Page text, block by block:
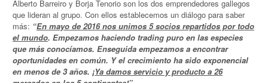
Alberto Barreiro y Borja Tenorio son los dos emprendedores gallegos
que lideran al grupo. Con ellos establecemos un diálogo para saber
más: “En mayo de 2016 nos unimos 5 socios repartidos por todo
el mundo. Empezamos haciendo trading puro en las especies
que más conocíamos. Enseguida empezamos a encontrar
oportunidades en común. Y el crecimiento ha sido exponencial
en menos de 3 años.¡Ya damos servicio y producto a 26